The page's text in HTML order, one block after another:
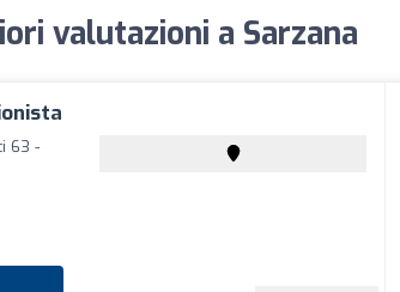
valutazioni a Sarzana
63 -